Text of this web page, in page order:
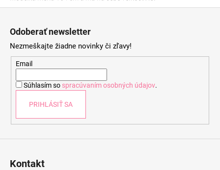
Odoberať newsletter
Nezmeškajte žiadne novinky či zľavy!
Email
Súhlasím so spracúvaním osobných údajov.
PRIHLÁSIŤ SA
Kontakt